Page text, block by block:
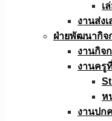
เ
งานส่ง
ฝ่ายพัฒนากิจ
งานกิจ
งานครู
ห
งานปก